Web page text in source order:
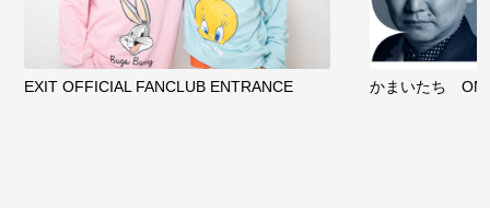
EXIT OFFICIAL FANCLUB ENTRANCE かまいたち